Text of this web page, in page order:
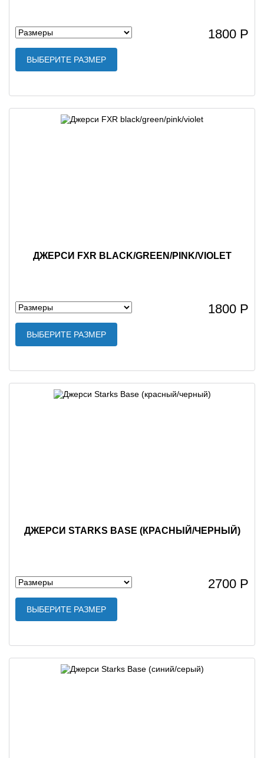
1800 Р
ВЫБЕРИТЕ РАЗМЕР
ДЖЕРСИ FXR BLACK/GREEN/PINK/VIOLET
1800 Р
ВЫБЕРИТЕ РАЗМЕР
ДЖЕРСИ STARKS BASE (КРАСНЫЙ/ЧЕРНЫЙ)
2700 Р
ВЫБЕРИТЕ РАЗМЕР